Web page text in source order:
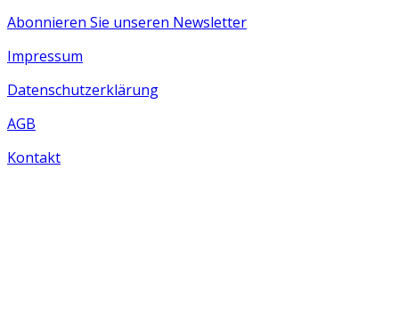
Abonnieren Sie unseren Newsletter
Impressum
Datenschutzerklärung
AGB
Kontakt